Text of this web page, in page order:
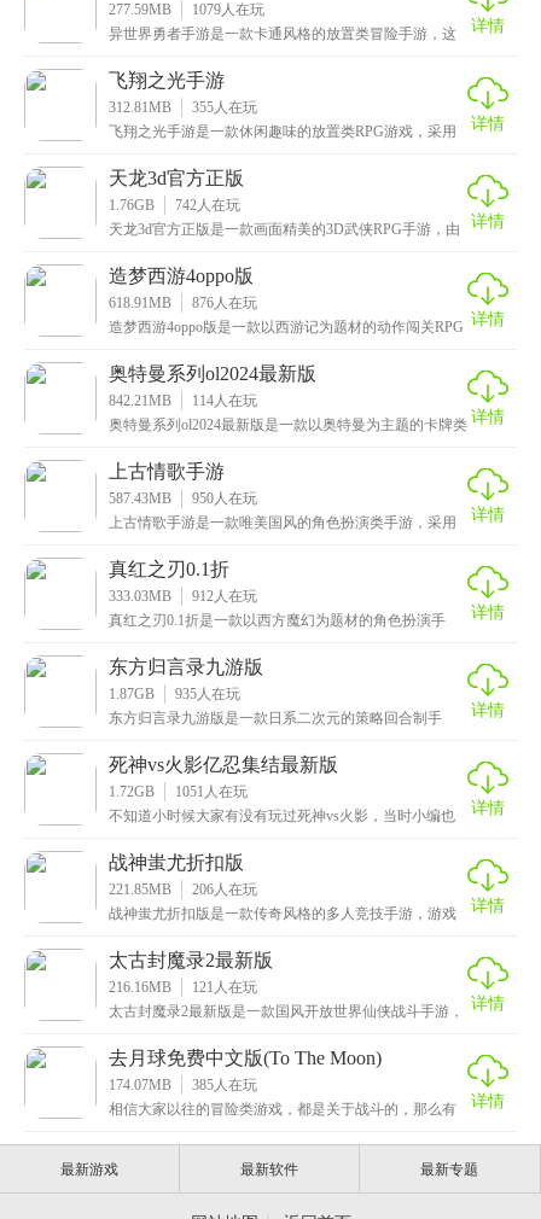
277.59MB 1079人在玩
异世界勇者手游是一款卡通风格的放置类冒险手游，这
身份
详情
飞翔之光手游
312.81MB 355人在玩
飞翔之光手游是一款休闲趣味的放置类RPG游戏，采用
高
详情
天龙3d官方正版
1.76GB 742人在玩
天龙3d官方正版是一款画面精美的3D武侠RPG手游，由
详情
造梦西游4oppo版
618.91MB 876人在玩
造梦西游4oppo版是一款以西游记为题材的动作闯关RPG 详情
奥特曼系列ol2024最新版
842.21MB 114人在玩
奥特曼系列ol2024最新版是一款以奥特曼为主题的卡牌类 详情
上古情歌手游
587.43MB 950人在玩
上古情歌手游是一款唯美国风的角色扮演类手游，采用
逼
详情
真红之刃0.1折
333.03MB 912人在玩
真红之刃0.1折是一款以西方魔幻为题材的角色扮演手
上
详情
东方归言录九游版
1.87GB 935人在玩
东方归言录九游版是一款日系二次元的策略回合制手
浓厚的
详情
死神vs火影亿忍集结最新版
1.72GB 1051 人在玩
不知道小时候大家有没有玩过死神vs火影，当时小编也
详情
战神蚩尤折扣版
221.85MB 206人在玩
战神蚩尤折扣版是一款传奇风格的多人竞技手游，游戏
磨，
详情
太古封魔录2最新版
216.16MB 121 人在玩
太古封魔录2最新版是一款国风开放世界仙侠战斗手游，
沉
详情
去月球免费中文版(To The Moon)
174.07MB 385人在玩
相信大家以往的冒险类游戏，都是关于战斗的，那么有
免费
详情
最新游戏 最新软件 最新专题